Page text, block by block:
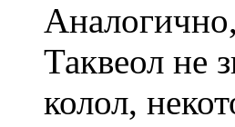
Таквеол не
колол,